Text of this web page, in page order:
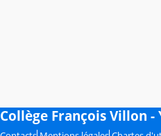
Collège François Villon -